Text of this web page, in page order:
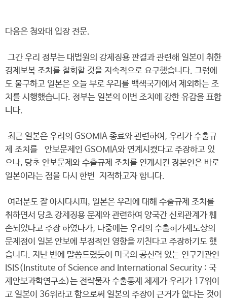
다음은 청와대 입장 전문.
그간 우리 정부는 대법원의 강제징용 판결과 관련해 일본이 취한
경제보복 조치를 철회할 것을 지속적으로 요구했습니다. 그럼에
도 불구하고 일본은 오늘 부로 우리를 백색국가에서 제외하는 조
치를 시행했습니다. 정부는 일본의 이번 조치에 강한 유감을 표합
니다.
최근 일본은 우리의 GSOMIA 종료와 관련하여, 우리가 수출규
제 조치를 안보문제인 GSOMIA와 연계시켰다고 주장하고 있
으나, 당초 안보문제와 수출규제 조치를 연계시킨 장본인은 바로
일본이라는 점을 다시 한번 지적하고자 합니다.
여러분도 잘 아시다시피, 일본은 우리에 대해 수출규제 조치를
취하면서 당초 강제징용 문제와 관련하여 양국간 신뢰관계가 훼
손되었다고 주장 하였다가, 나중에는 우리의 수출허가제도상의
문제점이 일본 안보에 부정적인 영향을 끼친다고 주장하기도 했
습니다. 지난 번에 말씀드렸듯이 미국의 공신력 있는 연구기관인
ISIS(Institute of Science and International Security : 국
제안보과학연구소)는 전략물자 수출통제 체제가 우리가 17위이
고 일본이 36위라고 함으로써 일본의 주장이 근거가 없다는 것이